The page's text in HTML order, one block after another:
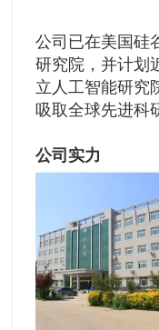
公司已在美国硅
研究院，并计划
立人工智能研究
吸取全球先进科
公司实力